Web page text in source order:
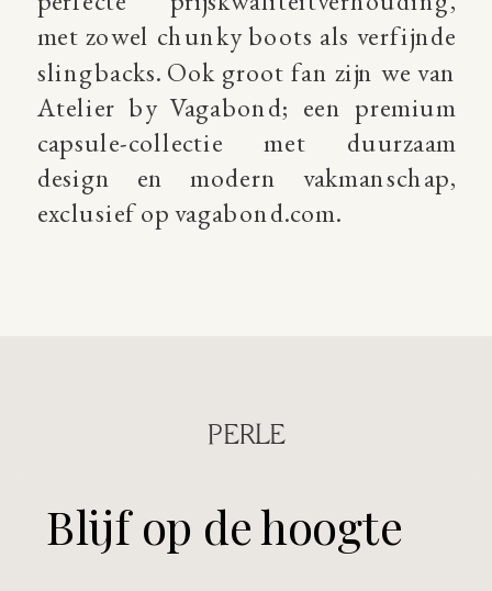
met zowel chunky boots als verfijnde
slingbacks. Ook groot fan zijn we van
Atelier by Vagabond; een premium
capsule-collectie met duurzaam
design en modern vakmanschap,
exclusief op vagabond.com.
PERLE
Blijf op de hoogte